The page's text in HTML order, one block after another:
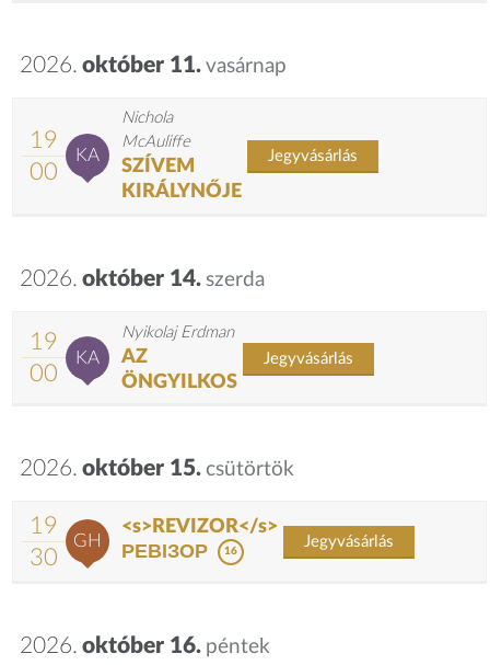
2026. október 11. vasárnap
19
00
KA
Nichola
McAuliffe
SZÍVEM
KIRÁLYNŐJE
Jegyvásárlás
2026. október 14. szerda
19
00
KA
Nyikolaj Erdman
AZ
ÖNGYILKOS
Jegyvásárlás
2026. október 15. csütörtök
19
30
GH
<s>REVIZOR</s>
РЕВІЗОР
16
Jegyvásárlás
2026. október 16. péntek